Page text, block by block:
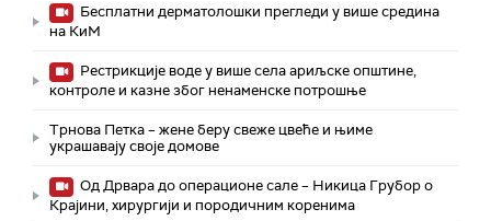
Бесплатни дерматолошки прегледи у више средина
на КиМ
Рестрикције воде у више села ариљске општине,
контроле и казне због ненаменске потрошње
Трнова Петка – жене беру свеже цвеће и њиме
украшавају своје домове
Од Дрвара до операционе сале – Никица Грубор о
Крајини, хирургији и породичним коренима